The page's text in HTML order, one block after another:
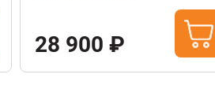
28 900 ₽